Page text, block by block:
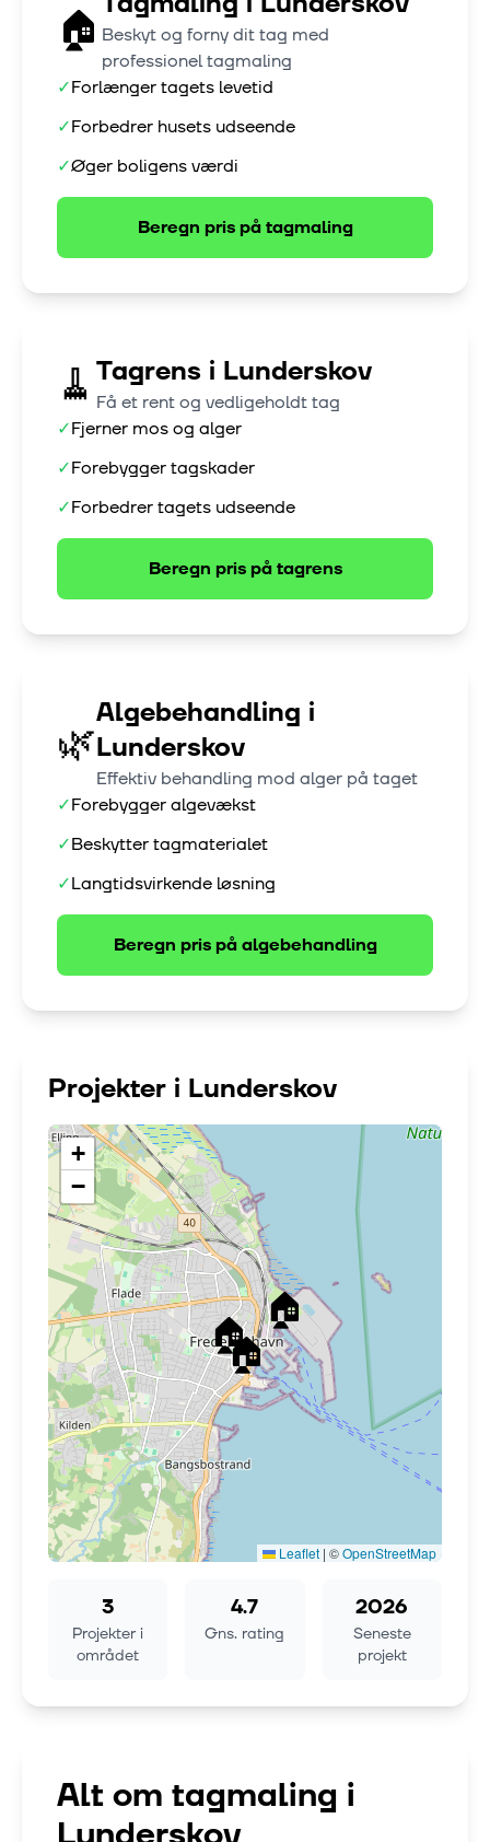
🏠 Beskyt og forny dit tag med
professionel tagmaling
✓Forlænger tagets levetid
✓Forbedrer husets udseende
✓Øger boligens værdi
Beregn pris påtagmaling
🧹 Tagrens i Lunderskov
Få et rent og vedligeholdt tag
✓Fjerner mos og alger
✓Forebygger tagskader
✓Forbedrer tagets udseende
Beregn pris påtagrens
🌿
Algebehandling i
Lunderskov
Effektiv behandling mod alger på taget
✓Forebygger algevækst
✓Beskytter tagmaterialet
✓Langtidsvirkende løsning
Beregn pris påalgebehandling
Projekter i Lunderskov
🏠
🏠 🏠
+
−
Leaflet | ©OpenStreetMap
3
Projekter i
området
4.7
Gns. rating
2026
Seneste
projekt
Alt om tagmaling i